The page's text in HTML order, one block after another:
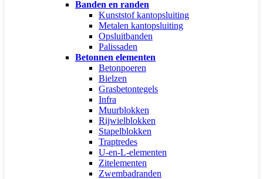
Banden en randen
Kunststof kantopsluiting
Metalen kantopsluiting
Opsluitbanden
Palissaden
Betonnen elementen
Betonpoeren
Bielzen
Grasbetontegels
Infra
Muurblokken
Rijwielblokken
Stapelblokken
Traptredes
U-en-L-elementen
Zitelementen
Zwembadranden